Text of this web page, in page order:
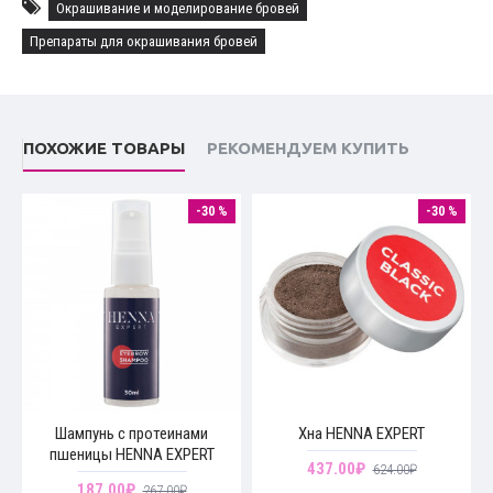
Сок алоэ - несет противовирусное и
антибактериальное воздействие, увлажняет,
отшелушивает, успокаивает, заживляет
Окрашивание и моделирование бровей
Препараты для окрашивания бровей
ПОХОЖИЕ ТОВАРЫ РЕКОМЕНДУЕМ КУПИТЬ
-30 %
Шампунь c протеинами
пшеницы HENNA EXPERT
-30 %
Хна HENNA EXPERT
437.00₽ 624.00₽